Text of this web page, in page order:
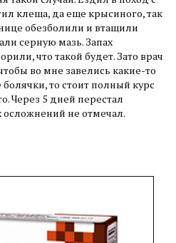
клеща, да еще крысиного, так
обезболили и втащили
серную мазь. Запах
что такой будет. Зато врач
во мне завелись какие-то
то стоит полный курс
Через 5 дней перестал
осложнений не отмечал.